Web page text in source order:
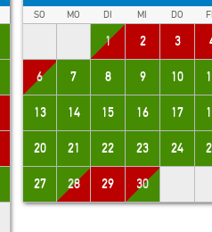
SO MO DI MI DO
1 2 3
6 7 8 9 10
13 14 15 16 17
20 21 22 23 24
27 28 29 30